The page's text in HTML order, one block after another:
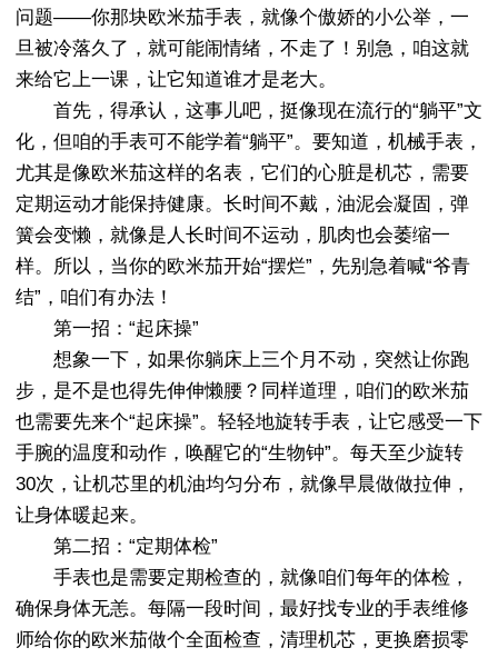
问题——你那块欧米茄手表，就像个傲娇的小公举，一
旦被冷落久了，就可能闹情绪，不走了！别急，咱这就
来给它上一课，让它知道谁才是老大。
首先，得承认，这事儿吧，挺像现在流行的“躺平”文
化，但咱的手表可不能学着“躺平”。要知道，机械手表，
尤其是像欧米茄这样的名表，它们的心脏是机芯，需要
定期运动才能保持健康。长时间不戴，油泥会凝固，弹
簧会变懒，就像是人长时间不运动，肌肉也会萎缩一
样。所以，当你的欧米茄开始“摆烂”，先别急着喊“爷青
结”，咱们有办法！
第一招：“起床操”
想象一下，如果你躺床上三个月不动，突然让你跑
步，是不是也得先伸伸懒腰？同样道理，咱们的欧米茄
也需要先来个“起床操”。轻轻地旋转手表，让它感受一下
手腕的温度和动作，唤醒它的“生物钟”。每天至少旋转
30次，让机芯里的机油均匀分布，就像早晨做做拉伸，
让身体暖起来。
第二招：“定期体检”
手表也是需要定期检查的，就像咱们每年的体检，
确保身体无恙。每隔一段时间，最好找专业的手表维修
师给你的欧米茄做个全面检查，清理机芯，更换磨损零